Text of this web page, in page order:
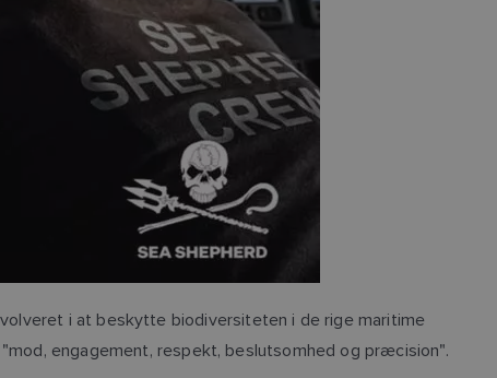
i at beskytte biodiversiteten i de rige maritime
engagement, respekt, beslutsomhed og præcision".